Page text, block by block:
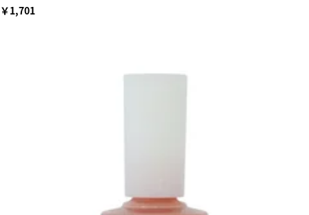
￥1,701